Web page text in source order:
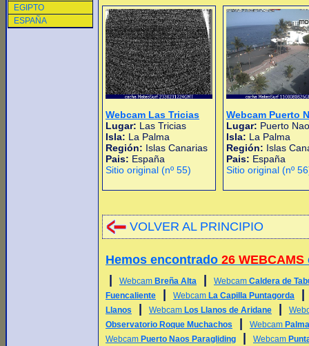
EGIPTO
ESPAÑA
Webcam Las Tricias
Lugar: Las Tricias
Isla: La Palma
Región: Islas Canarias
Pais: España
Sitio original (nº 55)
Webcam Puerto
Lugar: Puerto
Isla: La Palma
Región: Islas
Pais: España
Sitio original (nº
VOLVER AL PRINCIPIO
Hemos encontrado 26 WEBCAMS
Webcam Breña Alta Webcam Caldera de
Fuencaliente
Webcam La Capilla Puntagorda
Llanos Webcam Los Llanos de Aridane
Observatorio Roque Muchachos
Webcam
Webcam Puerto Naos Paragliding Webcam